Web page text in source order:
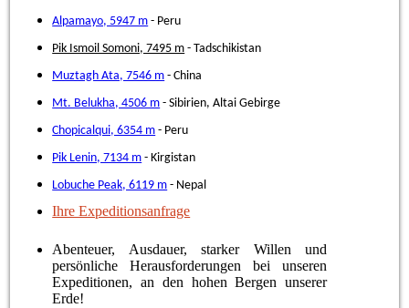
Alpamayo, 5947 m - Peru
Pik Ismoil Somoni, 7495 m - Tadschikistan
Muztagh Ata, 7546 m - China
Mt. Belukha, 4506 m - Sibirien, Altai Gebirge
Chopicalqui, 6354 m - Peru
Pik Lenin, 7134 m - Kirgistan
Lobuche Peak, 6119 m - Nepal
Ihre Expeditionsanfrage
Abenteuer, Ausdauer, starker Willen und
persönliche Herausforderungen bei unseren
Expeditionen, an den hohen Bergen unserer
Erde!